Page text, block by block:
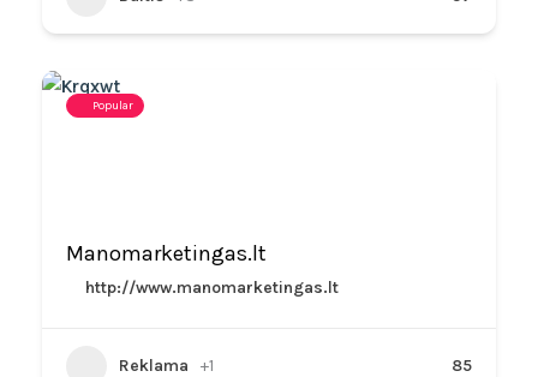
Popular
Manomarketingas.lt
http://www.manomarketingas.lt
Reklama +1 85